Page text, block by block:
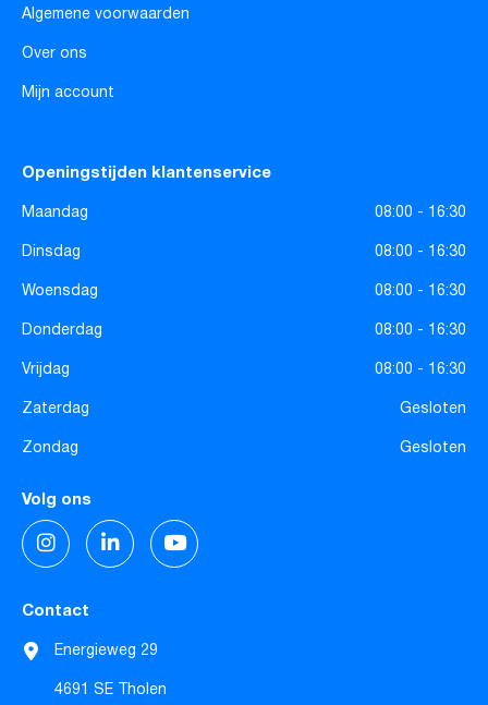
Algemene voorwaarden
Over ons
Mijn account
Openingstijden klantenservice
Maandag
08:00 - 16:30
Dinsdag
08:00 - 16:30
Woensdag
08:00 - 16:30
Donderdag
08:00 - 16:30
Vrijdag
08:00 - 16:30
Zaterdag
Gesloten
Zondag
Gesloten
Volg ons
Contact
Energieweg 29
4691 SE Tholen